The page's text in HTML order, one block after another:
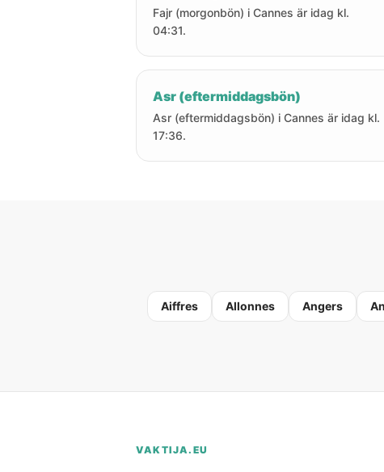
Fajr (morgonbön) i Cannes är idag kl.
04:31.
Asr (eftermiddagsbön)
Asr (eftermiddagsbön) i Cannes är idag kl.
17:36.
Aiffres Allonnes Angers
VAKTIJA.EU